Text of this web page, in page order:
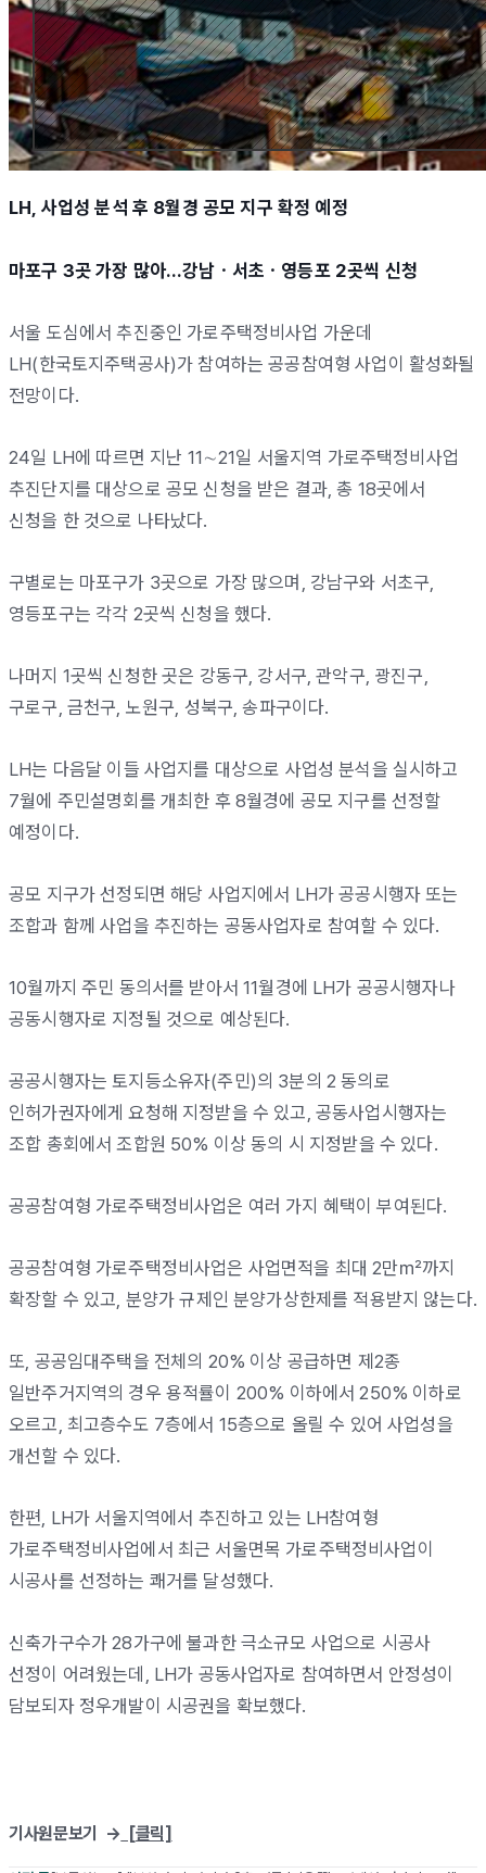
LH, 사업성 분석 후 8월경 공모 지구 확정 예정
마포구 3곳 가장 많아…강남ㆍ서초ㆍ영등포 2곳씩 신청
서울 도심에서 추진중인 가로주택정비사업 가운데
LH(한국토지주택공사)가 참여하는 공공참여형 사업이 활성화될
전망이다.
24일 LH에 따르면 지난 11∼21일 서울지역 가로주택정비사업
추진단지를 대상으로 공모 신청을 받은 결과, 총 18곳에서
신청을 한 것으로 나타났다.
구별로는 마포구가 3곳으로 가장 많으며, 강남구와 서초구,
영등포구는 각각 2곳씩 신청을 했다.
나머지 1곳씩 신청한 곳은 강동구, 강서구, 관악구, 광진구,
구로구, 금천구, 노원구, 성북구, 송파구이다.
LH는 다음달 이들 사업지를 대상으로 사업성 분석을 실시하고
7월에 주민설명회를 개최한 후 8월경에 공모 지구를 선정할
예정이다.
공모 지구가 선정되면 해당 사업지에서 LH가 공공시행자 또는
조합과 함께 사업을 추진하는 공동사업자로 참여할 수 있다.
10월까지 주민 동의서를 받아서 11월경에 LH가 공공시행자나
공동시행자로 지정될 것으로 예상된다.
공공시행자는 토지등소유자(주민)의 3분의 2 동의로
인허가권자에게 요청해 지정받을 수 있고, 공동사업시행자는
조합 총회에서 조합원 50% 이상 동의 시 지정받을 수 있다.
공공참여형 가로주택정비사업은 여러 가지 혜택이 부여된다.
공공참여형 가로주택정비사업은 사업면적을 최대 2만㎡까지
확장할 수 있고, 분양가 규제인 분양가상한제를 적용받지 않는다.
또, 공공임대주택을 전체의 20% 이상 공급하면 제2종
일반주거지역의 경우 용적률이 200% 이하에서 250% 이하로
오르고, 최고층수도 7층에서 15층으로 올릴 수 있어 사업성을
개선할 수 있다.
한편, LH가 서울지역에서 추진하고 있는 LH참여형
가로주택정비사업에서 최근 서울면목 가로주택정비사업이
시공사를 선정하는 쾌거를 달성했다.
신축가구수가 28가구에 불과한 극소규모 사업으로 시공사
선정이 어려웠는데, LH가 공동사업자로 참여하면서 안정성이
담보되자 정우개발이 시공권을 확보했다.
기사원문보기 → [클릭]